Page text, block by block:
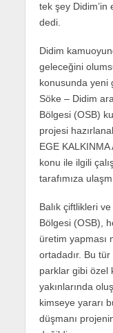
tek şey Didim’in
dedi.
Didim
geleceğini
konusunda yeni
Söke – Didim
Bölgesi (OSB)
projesi
EGE KALKINMA
konu ile ilgili
tarafımıza
Balık çiftlikleri
Bölgesi (OSB),
üretim yapması
ortadadır. Bu tür
parklar gibi özel
yakınlarında
kimseye yararı
düşmanı